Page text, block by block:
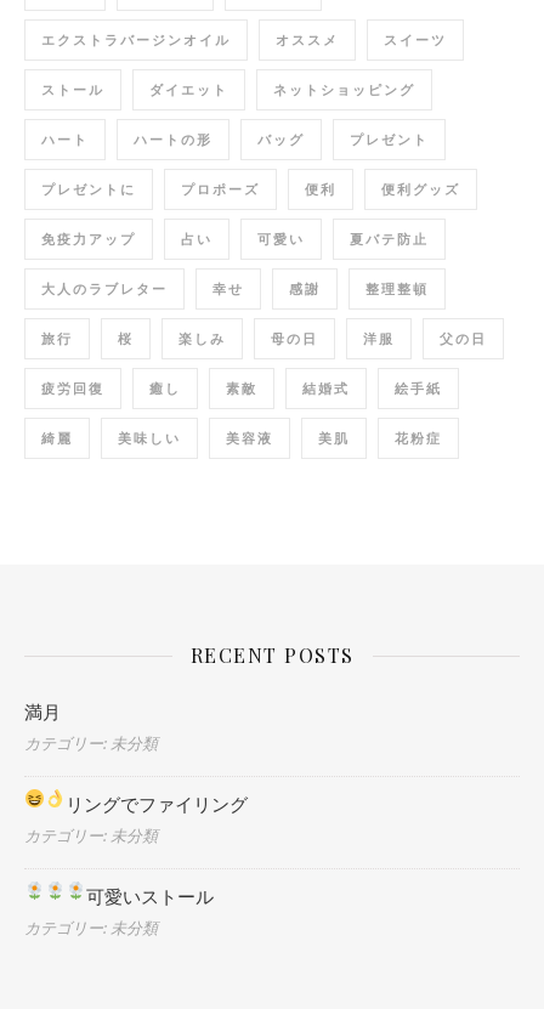
エクストラバージンオイル オススメ スイーツ
ストール ダイエット ネットショッピング
ハート ハートの形 バッグ プレゼント
プレゼントに プロポーズ 便利 便利グッズ
免疫力アップ 占い 可愛い 夏バテ防止
大人のラブレター 幸せ 感謝 整理整頓
旅行 桜 楽しみ 母の日 洋服 父の日
疲労回復 癒し 素敵 結婚式 絵手紙
綺麗 美味しい 美容液 美肌 花粉症
RECENT POSTS
満月
カテゴリー: 未分類
リングでファイリング
カテゴリー: 未分類
可愛いストール
カテゴリー: 未分類